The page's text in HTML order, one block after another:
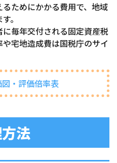
ためにかかる費用で、地域
。
毎年交付される固定資産税
宅地造成費は国税庁のサイ
・評価倍率表
法